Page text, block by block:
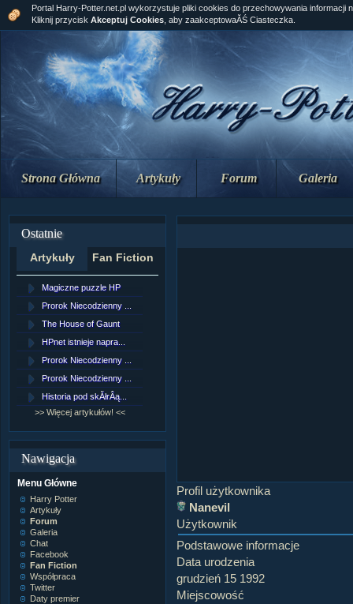
Strona Główna Artykuły Forum Galeria
Ostatnie
Artykuły Fan Fiction
Magiczne puzzle HP
Prorok Niecodzienny ...
The House of Gaunt
HPnet istnieje napra...
Prorok Niecodzienny ...
Prorok Niecodzienny ...
Historia pod skĂłrÂą...
>> Więcej artykułów! <<
Nawigacja
Menu Główne
Harry Potter
Artykuły
Forum
Galeria
Chat
Facebook
Fan Fiction
Współpraca
Twitter
Daty premier
Portal Harry-Potter.net.pl wykorzystuje pliki cookies do przechowywania informacji
Kliknij przycisk Akceptuj Cookies , aby zaakceptowaĂŚ Ciasteczka.
Profil użytkownika
Nanevil
Użytkownik
Podstawowe informacje
Data urodzenia
grudzień 15 1992
Miejscowość